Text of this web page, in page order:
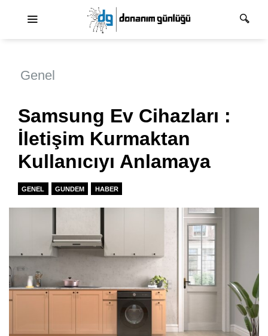
Genel
Samsung Ev Cihazları :
İletişim Kurmaktan
Kullanıcıyı Anlamaya
GENEL GUNDEM HABER